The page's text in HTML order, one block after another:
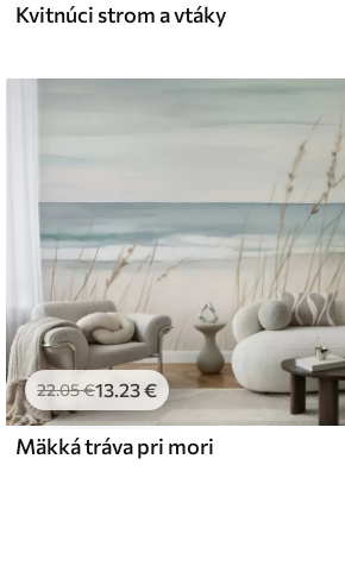
Kvitnúci strom a vtáky
22.05€13 .23€
Mäkká tráva pri mori